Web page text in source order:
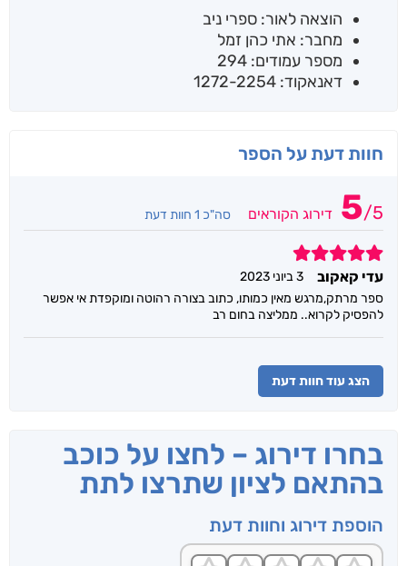
הוצאה לאור: ספרי ניב
מחבר: אתי כהן זמל
מספר עמודים: 294
דאנאקוד: 1272-2254
חוות דעת על הספר
5/5 דירוג הקוראים סה"כ 1 חוות דעת
5
עדי קאקוב
3 ביוני 2023
ספר מרתק,מרגש מאין כמותו, כתוב בצורה רהוטה ומוקפדת אי אפשר
להפסיק לקרוא.. ממליצה בחום רב
הצג עוד חוות דעת
בחרו דירוג – לחצו על כוכב
בהתאם לציון שתרצו לתת
הוספת דירוג וחוות דעת